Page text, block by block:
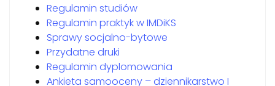
Regulamin studiów
Regulamin praktyk w IMDiKS
Sprawy socjalno-bytowe
Przydatne druki
Regulamin dyplomowania
Ankieta samooceny – dziennikarstwo I